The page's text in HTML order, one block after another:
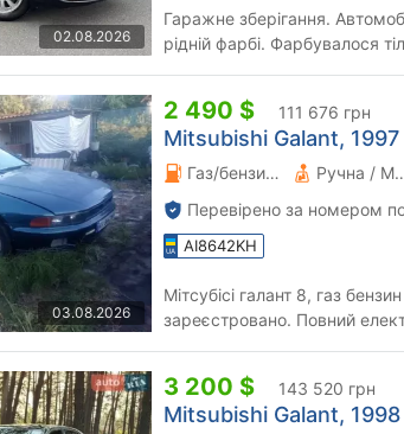
02.08.2026
Гаражне зберігання.
рідній фарбі. Фарбувалося
03.08.2026
2 490 $ 111 676 грн
Mitsubishi Galant, 1997
Газ/бензин 2.5 л. Ручна /
Перевірено за номером
AI8642KH
Мітсубісі галант 8, газ
зареєстровано. Повний
3 200 $ 143 520 грн
Mitsubishi Galant, 1998